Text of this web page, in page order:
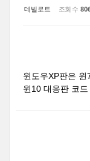
데빌로트 조회 수
윈도우XP판은
윈10 대응판 코